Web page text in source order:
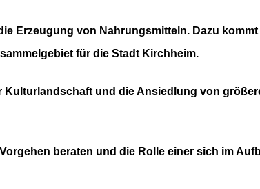
Erzeugung von Nahrungsmitteln. Dazu kommt
für die Stadt Kirchheim.
und die Ansiedlung von
beraten und die Rolle einer sich im